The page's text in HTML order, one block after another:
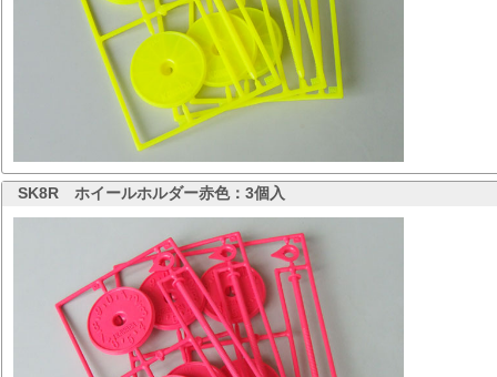
SK8R ホイールホルダー赤色：3個入